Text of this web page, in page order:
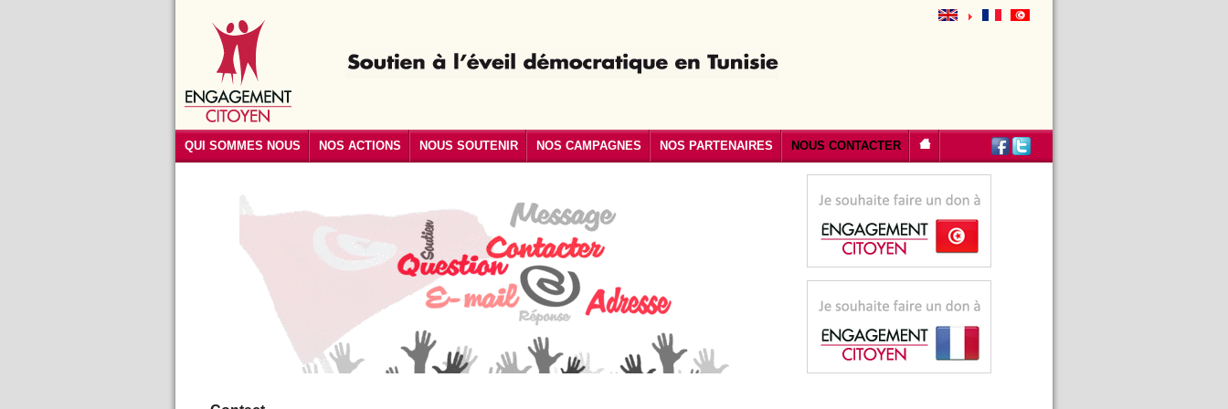
QUI SOMMES NOUS NOS ACTIONS NOUS SOUTENIR NOS CAMPAGNES NOS PARTENAIRES NOUS CONTACTER